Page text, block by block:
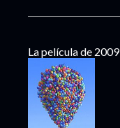
La película de 2009